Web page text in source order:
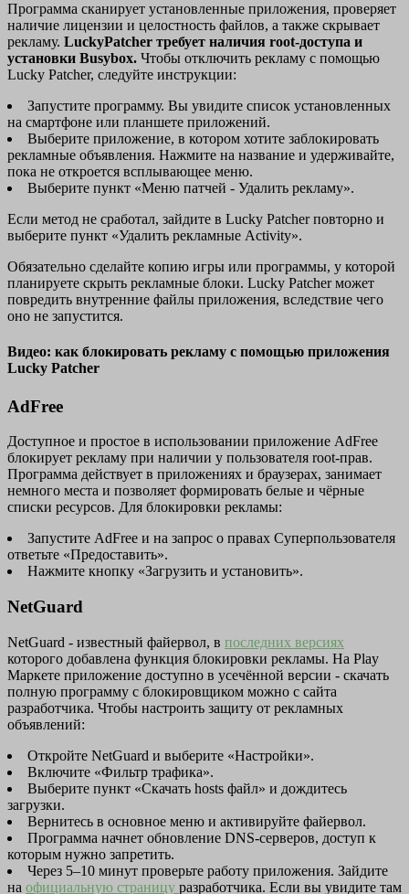
Программа сканирует установленные приложения, проверяет
наличие лицензии и целостность файлов, а также скрывает
рекламу. LuckyPatcher требует наличия root-доступа и
установки Busybox. Чтобы отключить рекламу с помощью
Lucky Patcher, следуйте инструкции:
Запустите программу. Вы увидите список установленных
на смартфоне или планшете приложений.
Выберите приложение, в котором хотите заблокировать
рекламные объявления. Нажмите на название и удерживайте,
пока не откроется всплывающее меню.
Выберите пункт «Меню патчей - Удалить рекламу».
Если метод не сработал, зайдите в Lucky Patcher повторно и
выберите пункт «Удалить рекламные Activity».
Обязательно сделайте копию игры или программы, у которой
планируете скрыть рекламные блоки. Lucky Patcher может
повредить внутренние файлы приложения, вследствие чего
оно не запустится.
Видео: как блокировать рекламу с помощью приложения
Lucky Patcher
AdFree
Доступное и простое в использовании приложение AdFree
блокирует рекламу при наличии у пользователя root-прав.
Программа действует в приложениях и браузерах, занимает
немного места и позволяет формировать белые и чёрные
списки ресурсов. Для блокировки рекламы:
Запустите AdFree и на запрос о правах Суперпользователя
ответьте «Предоставить».
Нажмите кнопку «Загрузить и установить».
NetGuard
NetGuard - известный файервол, в последних версиях
которого добавлена функция блокировки рекламы. На Play
Маркете приложение доступно в усечённой версии - скачать
полную программу с блокировщиком можно с сайта
разработчика. Чтобы настроить защиту от рекламных
объявлений:
Откройте NetGuard и выберите «Настройки».
Включите «Фильтр трафика».
Выберите пункт «Скачать hosts файл» и дождитесь
загрузки.
Вернитесь в основное меню и активируйте файервол.
Программа начнет обновление DNS-серверов, доступ к
которым нужно запретить.
Через 5–10 минут проверьте работу приложения. Зайдите
на официальную страницу разработчика. Если вы увидите там